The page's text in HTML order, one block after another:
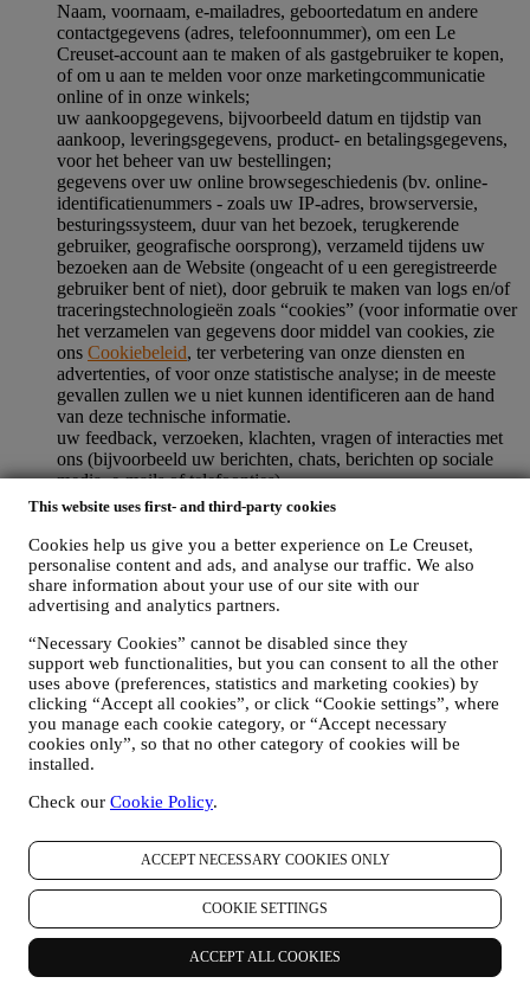
This website uses first- and third-party cookies
Cookies help us give you a better experience on Le Creuset,
personalise content and ads, and analyse our traffic. We also
share information about your use of our site with our
advertising and analytics partners.
“Necessary Cookies” cannot be disabled since they
support web functionalities, but you can consent to all the other
uses above (preferences, statistics and marketing cookies) by
clicking “Accept all cookies”, or click “Cookie settings”, where
you manage each cookie category, or “Accept necessary
cookies only”, so that no other category of cookies will be
installed.
Check our Cookie Policy.
ACCEPT NECESSARY COOKIES ONLY
COOKIE SETTINGS
ACCEPT ALL COOKIES
Naam, voornaam, e-mailadres, geboortedatum en andere
contactgegevens (adres, telefoonnummer), om een Le
Creuset-account aan te maken of als gastgebruiker te kopen,
of om u aan te melden voor onze marketingcommunicatie
online of in onze winkels;
uw aankoopgegevens, bijvoorbeeld datum en tijdstip van
aankoop, leveringsgegevens, product- en betalingsgegevens,
voor het beheer van uw bestellingen;
gegevens over uw online browsegeschiedenis (bv. online-
identificatienummers - zoals uw IP-adres, browserversie,
besturingssysteem, duur van het bezoek, terugkerende
gebruiker, geografische oorsprong), verzameld tijdens uw
bezoeken aan de Website (ongeacht of u een geregistreerde
gebruiker bent of niet), door gebruik te maken van logs en/of
traceringstechnologieën zoals “cookies” (voor informatie over
het verzamelen van gegevens door middel van cookies, zie
ons Cookiebeleid, ter verbetering van onze diensten en
advertenties, of voor onze statistische analyse; in de meeste
gevallen zullen we u niet kunnen identificeren aan de hand
van deze technische informatie.
uw feedback, verzoeken, klachten, vragen of interacties met
ons (bijvoorbeeld uw berichten, chats, berichten op sociale
media, e-mails of telefoontjes).
De persoonsgegevens die van u worden verzameld wanneer u de
Website gebruikt of anderszins persoonlijk identificeerbare
informatie verstrekt, zijn op die manier beschermd en u hebt de
privacyrechten die in paragraaf 8 hieronder worden uitgelegd.
2. WIE VERZAMELT UW GEGEVENS?
via de website worden aangeboden, is Le Creuset Nederland BV
met statutaire zetel te Le Creuset Nederland BV, Bijster 15, 4817
HZ Breda, Nederland.
Als u ermee instemt om marketingboodschappen van ons te
ontvangen, worden uw gegevens onderdeel van de
consumentendatabase van Le Creuset Group, die als
het kantoor in Hofstrasse 1A,Neuhofstrasse 4 , Baar, Zugo, 6340
kantoor in Paseo de Gracia 9, 2º, 08007 Barcelona, Spanje, heeft
aangesteld als vertegenwoordiger in de EU), op basis van een
overeenkomst tot gezamenlijke zeggenschap die in wezen voorziet
in (a) Le Creuset Group AG die verantwoordelijk is voor de
algemene strategie met betrekking tot marketing en
gepersonaliseerde klantervaring; (b) lokale Le Creuset-entiteiten die
profiteren van deze strategie en deze uitvoeren, alsmede